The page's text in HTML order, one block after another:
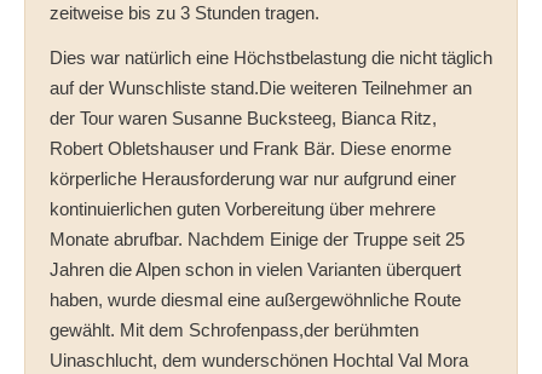
zeitweise bis zu 3 Stunden tragen.
Dies war natürlich eine Höchstbelastung die nicht täglich
auf der Wunschliste stand.Die weiteren Teilnehmer an
der Tour waren Susanne Bucksteeg, Bianca Ritz,
Robert Obletshauser und Frank Bär. Diese enorme
körperliche Herausforderung war nur aufgrund einer
kontinuierlichen guten Vorbereitung über mehrere
Monate abrufbar. Nachdem Einige der Truppe seit 25
Jahren die Alpen schon in vielen Varianten überquert
haben, wurde diesmal eine außergewöhnliche Route
gewählt. Mit dem Schrofenpass,der berühmten
Uinaschlucht, dem wunderschönen Hochtal Val Mora